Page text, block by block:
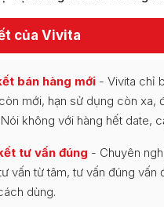
của Vivita
bán hàng mới - Vivita chỉ
mới, hạn sử dụng còn xa,
không với hàng hết date,
tư vấn đúng - Chuyên
vấn từ tâm, tư vấn đúng vấn
dùng.